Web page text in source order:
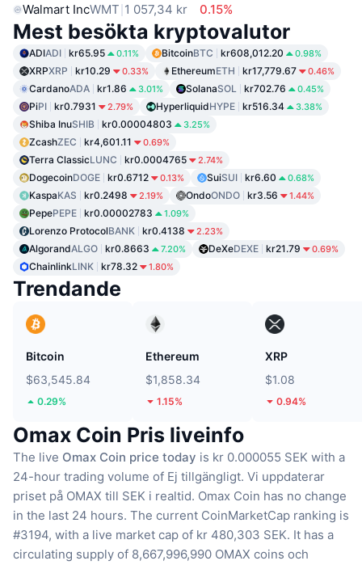
Walmart IncWMT 1 057,34 kr 0.15%
Mest besökta kryptovalutor
ADIADI kr65.95 0.11% BitcoinBTC kr608,012.20 0.98%
XRPXRP kr10.29 0.33% EthereumETH kr17,779.67 0.46%
CardanoADA kr1.86 3.01% SolanaSOL kr702.76 0.45%
PiPI kr0.7931 2.79% HyperliquidHYPE kr516.34 3.38%
Shiba InuSHIB kr0.00004803 3.25%
ZcashZEC kr4,601.11 0.69%
Terra ClassicLUNC kr0.0004765 2.74%
DogecoinDOGE kr0.6712 0.13% SuiSUI kr6.60 0.68%
KaspaKAS kr0.2498 2.19% OndoONDO kr3.56 1.44%
PepePEPE kr0.00002783 1.09%
Lorenzo ProtocolBANK kr0.4138 2.23%
AlgorandALGO kr0.8663 7.20% DeXeDEXE kr21.79 0.69%
ChainlinkLINK kr78.32 1.80%
Trendande
Bitcoin
$63,545.84
0.29%
Ethereum
$1,858.34
1.15%
XRP
$1.08
0.94%
Omax Coin Pris liveinfo
The live Omax Coin price today is kr 0.000055 SEK with a
24-hour trading volume of Ej tillgängligt. Vi uppdaterar
priset på OMAX till SEK i realtid. Omax Coin has no change
in the last 24 hours. The current CoinMarketCap ranking is
#3194, with a live market cap of kr 480,303 SEK. It has a
circulating supply of 8,667,996,990 OMAX coins och